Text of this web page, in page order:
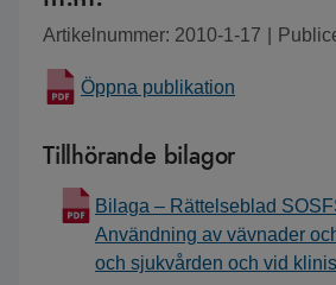
Artikelnummer: 2010-1-17
Öppna publikation
Tillhörande bilagor
Bilaga – Rättelseblad
Användning av vävnader
och sjukvården och vid